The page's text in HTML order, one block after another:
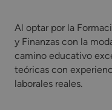
Al optar por la
y Finanzas con la
camino educativo
teóricas con
laborales reales.